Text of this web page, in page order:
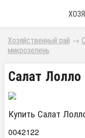
Хозяйственный рай →
микрозелень
Салат
Купить Салат
0042122